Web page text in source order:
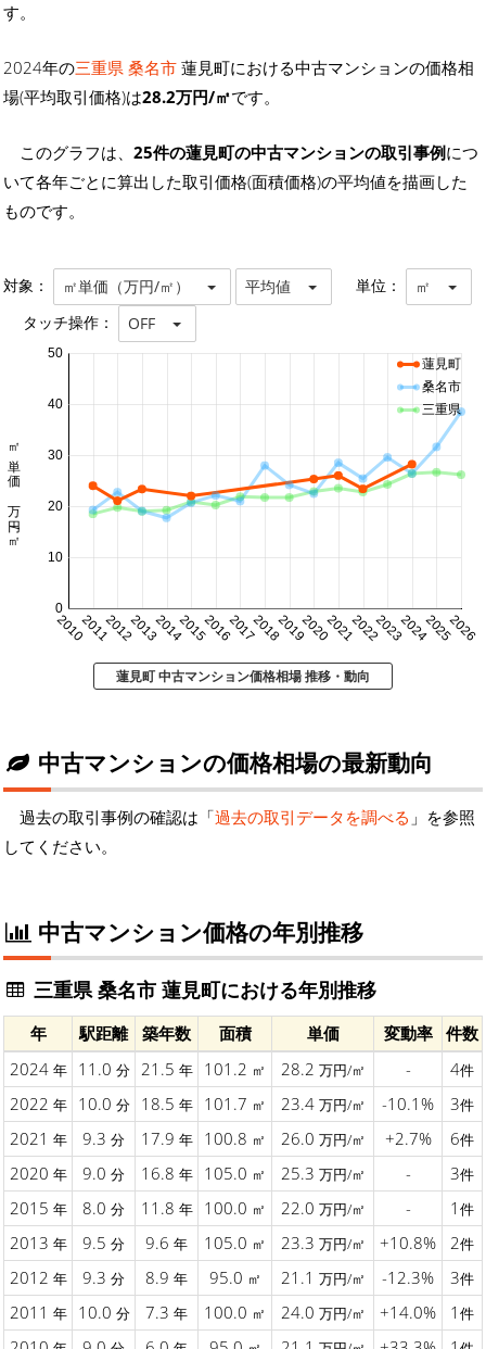
す。
2024年の三重県 桑名市 蓮見町における中古マンションの価格相
場(平均取引価格)は28.2万円/㎡です。
このグラフは、 25件の蓮見町の中古マンションの取引事例につ
いて各年ごとに算出した取引価格(面積価格)の平均値を描画した
ものです。
対象： ㎡単価（万円/㎡） 平均値 単位： ㎡
タッチ操作： OFF
20102011201220132014201520162017201820192020202120222023202420252026
0
10
20
30
40
50
㎡単価 万円/㎡
蓮見町
桑名市
三重県
蓮見町 中古マンション価格相場 推移・動向
中古マンションの価格相場の最新動向
過去の取引事例の確認は「過去の取引データを調べる 」を参照
してください。
中古マンション価格の年別推移
三重県 桑名市 蓮見町における年別推移
年 駅距離 築年数 面積 単価 変動率
件数
2024 年 11.0 分 21.5 年 101.2 ㎡ 28.2 万円/㎡ - 4件
2022 年 10.0 分 18.5 年 101.7 ㎡ 23.4 万円/㎡ -10.1% 3件
2021 年 9.3 分 17.9 年 100.8 ㎡ 26.0 万円/㎡ +2.7% 6件
2020 年 9.0 分 16.8 年 105.0 ㎡ 25.3 万円/㎡ - 3件
2015 年 8.0 分 11.8 年 100.0 ㎡ 22.0 万円/㎡ - 1 件
2013 年 9.5 分 9.6 年 105.0 ㎡ 23.3 万円/㎡ +10.8% 2件
2012 年 9.3 分 8.9 年 95.0 ㎡ 21.1 万円/㎡ -12.3% 3件
2011 年 10.0 分 7.3 年 100.0 ㎡ 24.0 万円/㎡ +14.0% 1 件